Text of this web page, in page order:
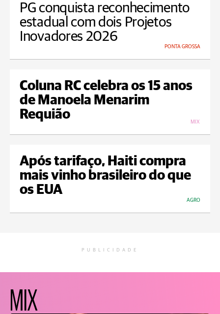
PG conquista reconhecimento
estadual com dois Projetos
Inovadores 2026
PONTA GROSSA
Coluna RC celebra os 15 anos
de Manoela Menarim
Requião
MIX
Após tarifaço, Haiti compra
mais vinho brasileiro do que
os EUA
AGRO
PUBLICIDADE
MIX